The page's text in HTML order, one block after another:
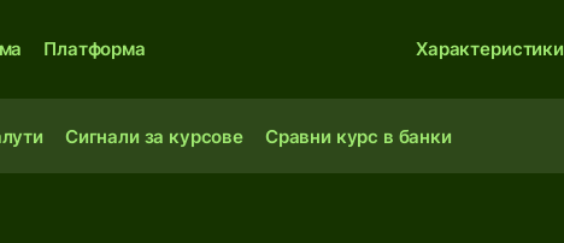
Платформа Характеристики
Сигнали за курсове Сравни курс в банки